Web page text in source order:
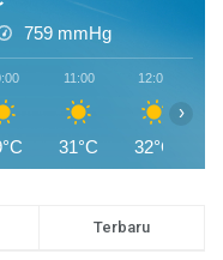
759 mmHg
11:00
31°C
12:00
32°C
›
Terbaru